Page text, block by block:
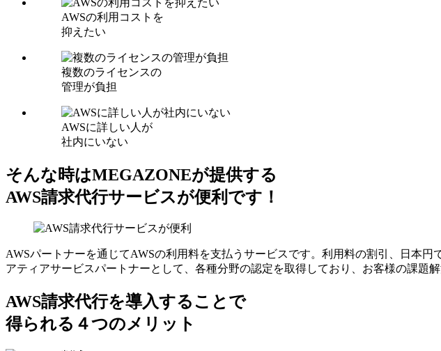
AWSの利用コストを
抑えたい
複数のライセンスの
管理が負担
AWSに詳しい人が
社内にいない
そんな時はMEGAZONEが提供する
AWS請求代行サービスが便利です！
AWSパートナーを通じてAWSの利用料を支払うサービスです。利用料の割引、日本
アティアサービスパートナーとして、各種分野の認定を取得しており、お客様の課題
AWS請求代行を導入することで
得られる４つのメリット